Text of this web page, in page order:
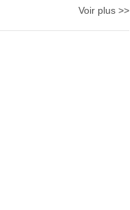
Voir plus >>